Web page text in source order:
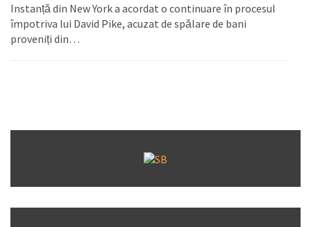
Instanță din New York a acordat o continuare în procesul
împotriva lui David Pike, acuzat de spălare de bani
proveniți din…